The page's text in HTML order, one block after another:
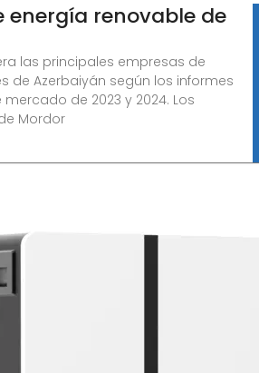
energía renovable de
las principales empresas de
de Azerbaiyán según los informes
de 2023 y 2024. Los
Mordor